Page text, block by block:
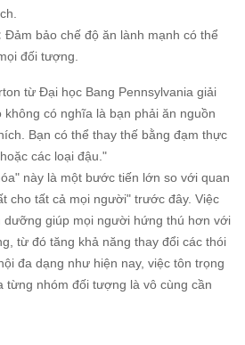
Đảm bảo chế độ ăn lành mạnh có thể
đối tượng.
từ Đại học Bang Pennsylvania giải
có nghĩa là bạn phải ăn nguồn
Bạn có thể thay thế bằng đạm thực
các loại đậu."
này là một bước tiến lớn so với quan
cho tất cả mọi người" trước đây. Việc
dưỡng giúp mọi người hứng thú hơn với
từ đó tăng khả năng thay đổi các thói
đa dạng như hiện nay, việc tôn trọng
từng nhóm đối tượng là vô cùng cần